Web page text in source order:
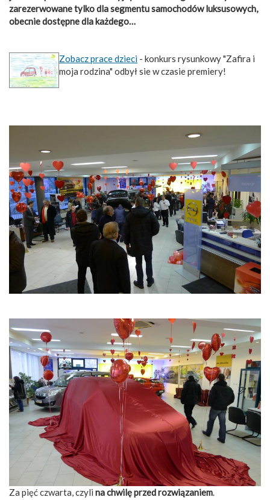
zarezerwowane tylko dla segmentu samochodów luksusowych,
obecnie dostępne dla każdego…
Zobacz prace dzieci - konkurs rysunkowy "Zafira i
moja rodzina" odbył sie w czasie premiery!
Za pięć czwarta, czyli na chwilę przed rozwiązaniem.